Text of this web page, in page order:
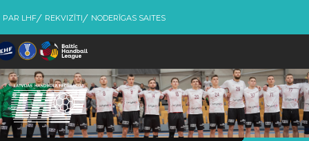
PAR LHF REKVIZĪTI NODERĪGAS SAITES